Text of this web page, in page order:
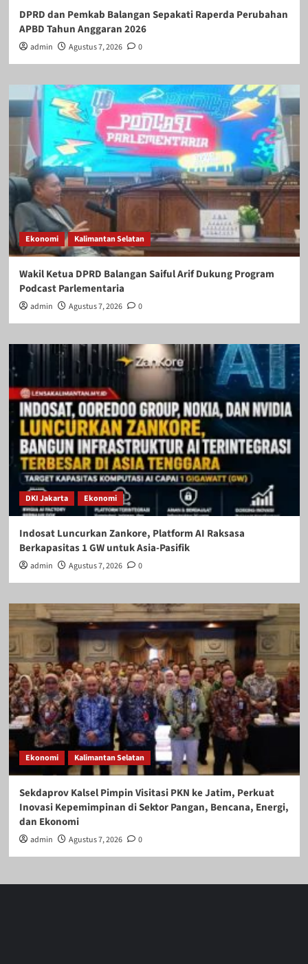
DPRD dan Pemkab Balangan Sepakati Raperda Perubahan
APBD Tahun Anggaran 2026
admin Agustus 7, 2026 0
Ekonomi Kalimantan Selatan
Wakil Ketua DPRD Balangan Saiful Arif Dukung Program
Podcast Parlementaria
admin Agustus 7, 2026 0
DKI Jakarta Ekonomi
Indosat Luncurkan Zankore, Platform AI Raksasa
Berkapasitas 1 GW untuk Asia-Pasifik
admin Agustus 7, 2026 0
Ekonomi Kalimantan Selatan
Sekdaprov Kalsel Pimpin Visitasi PKN ke Jatim, Perkuat
Inovasi Kepemimpinan di Sektor Pangan, Bencana, Energi,
dan Ekonomi
admin Agustus 7, 2026 0